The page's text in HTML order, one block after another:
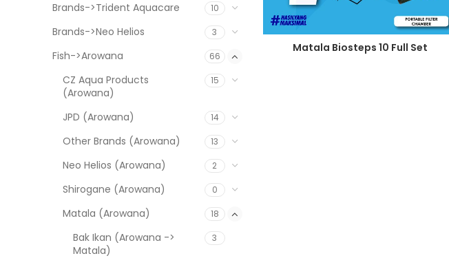
Brands->Trident Aquacare 10
Brands->Neo Helios 3
Fish->Arowana 66
CZ Aqua Products
(Arowana)
15
JPD (Arowana) 14
Other Brands (Arowana) 13
Neo Helios (Arowana) 2
Shirogane (Arowana) 0
Matala (Arowana) 18
Bak Ikan (Arowana ->
Matala)
3
Matala Biosteps 10 Full Set